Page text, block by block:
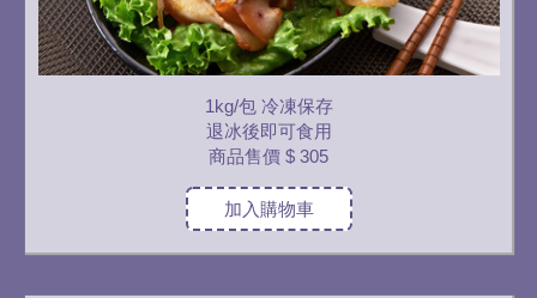
1kg/包 冷凍保存
退冰後即可食用
商品售價 $ 305
加入購物車